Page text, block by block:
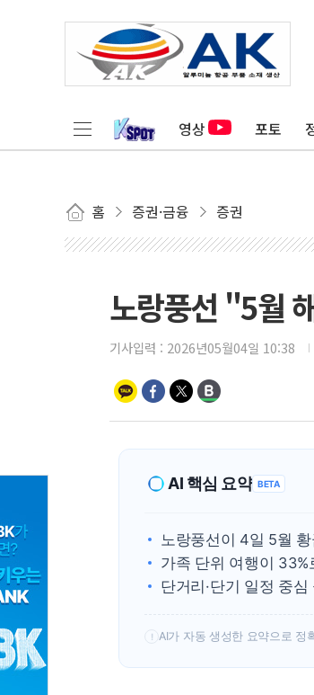
영상 포토
홈 증권·금융 증권
노랑풍선 "5월
기사입력 : 2026년05월04일 10:38
AI 핵심 요약 BETA
노랑풍선이 4일 5월
가족 단위 여행이 33%
단거리·단기 일정 중
! AI가 자동 생성한 요약으로 정